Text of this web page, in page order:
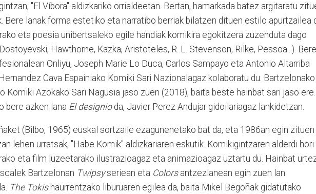
"El Víbora" aldizkariko orrialdeetan. Bertan, hamarkada batez argitaratu
Bere lanak forma estetiko eta narratibo berriak bilatzen dituen estilo apurtzailea
eta poesia unibertsaleko egile handiak komikira egokitzera zuzenduta dago
Hawthorne, Kazka, Aristoteles, R. L. Stevenson, Rilke, Pessoa...). Bere
Onliyu, Joseph Marie Lo Duca, Carlos Sampayo eta Antonio Altarriba
Cava Espainiako Komiki Sari Nazionalagaz kolaboratu du. Bartzelonako
Komiki Azokako Sari Nagusia jaso zuen (2018), baita beste hainbat sari jaso ere.
bere azken lana El designioda, Javier Perez Andujar gidoilariagaz lankidetzan.
(Bilbo, 1965) euskal sortzaile ezagunenetako bat da, eta 1986an egin zituen
lehen urratsak, "Habe Komik" aldizkariaren eskutik. Komikigintzaren alderdi hori
eta film luzeetarako ilustrazioagaz eta animazioagaz uztartu du. Hainbat
Bartzelonan Twipsyseriean eta Colorsantzezlanean egin zuen lan
The Tokishaurrentzako liburuaren egilea da, baita Mikel Begoñak gidatutako